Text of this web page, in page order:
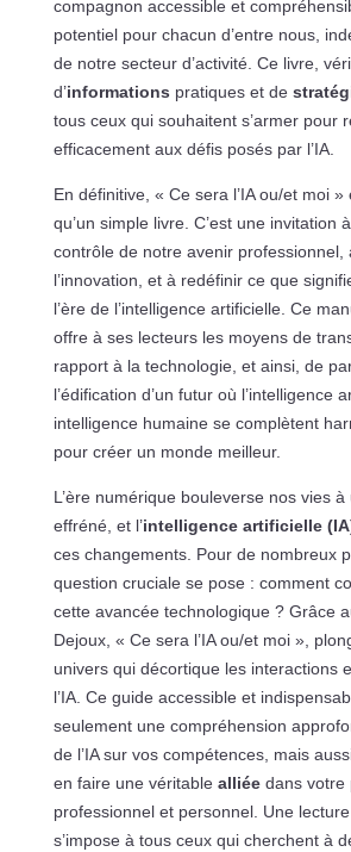
compagnon accessible et
potentiel pour chacun d’entre nous,
de notre secteur d’activité. Ce livre,
d’informations pratiques et de
tous ceux qui souhaitent s’armer pour
efficacement aux défis posés par l’IA.
En définitive, « Ce sera l’IA ou/et moi »
qu’un simple livre. C’est une invitation
contrôle de notre avenir professionnel,
l’innovation, et à redéfinir ce que
l’ère de l’intelligence artificielle. Ce
offre à ses lecteurs les moyens de
rapport à la technologie, et ainsi, de
l’édification d’un futur où l’intelligence
intelligence humaine se complètent
pour créer un monde meilleur.
L’ère numérique bouleverse nos vies
effréné, et l’intelligence artificielle
ces changements. Pour de nombreux
question cruciale se pose : comment
cette avancée technologique ? Grâce
Dejoux, « Ce sera l’IA ou/et moi »,
univers qui décortique les interactions
l’IA. Ce guide accessible et
seulement une compréhension
de l’IA sur vos compétences, mais
en faire une véritable alliéedans votre
professionnel et personnel. Une
s’impose à tous ceux qui cherchent à